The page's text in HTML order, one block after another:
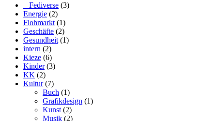
_ Fediverse (3)
Energie (2)
Flohmarkt (1)
Geschäfte (2)
Gesundheit (1)
intern (2)
Kieze (6)
Kinder(3)
KK (2)
Kultur(7)
Buch (1)
Grafikdesign (1)
Kunst (2)
Musik (2)